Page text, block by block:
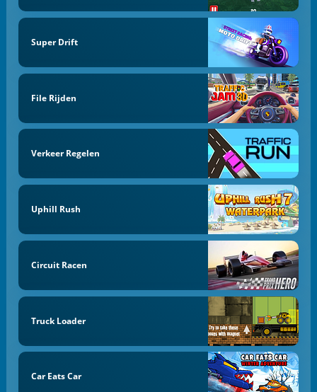
Super Drift
File Rijden
Verkeer Regelen
Uphill Rush
Circuit Racen
Truck Loader
Car Eats Car